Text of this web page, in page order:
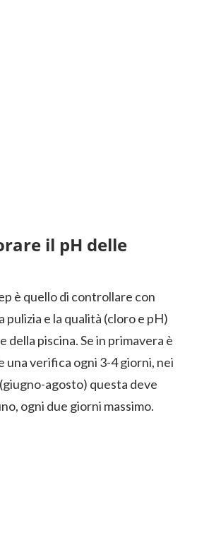
il pH delle
è quello di controllare con
pulizia e la qualità (cloro e pH)
della piscina. Se in primavera è
una verifica ogni 3-4 giorni, nei
agosto) questa deve
ogni due giorni massimo.